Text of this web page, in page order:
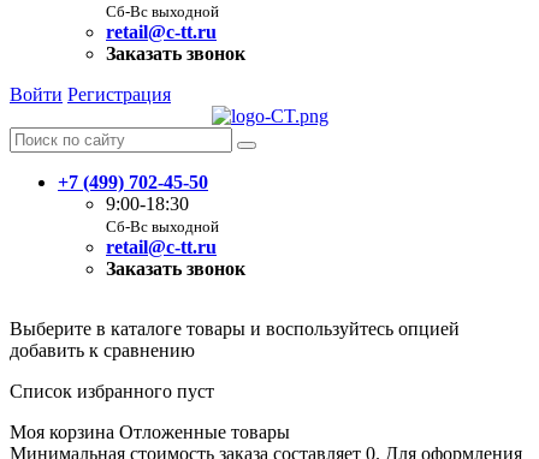
Сб-Вс выходной
retail@c-tt.ru
Заказать звонок
Войти Регистрация
+7 (499) 702-45-50
9:00-18:30
Сб-Вс выходной
retail@c-tt.ru
Заказать звонок
Выберите в каталоге товары и воспользуйтесь опцией
добавить к сравнению
Список избранного пуст
Моя корзина Отложенные товары
Минимальная стоимость заказа составляет 0. Для оформления